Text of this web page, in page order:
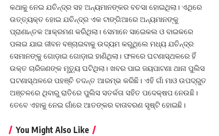
କଥାକୁ ନେଇ ଯଚିନ୍ଦ୍ର ସହ ଅନ୍ୟମାନଙ୍କର ବଚସା ହୋଇଥିଲା। ଏଥିରେ
ଉତ୍ତ୍ୟକ୍ତ ହୋଇ ଯଚିନ୍ଦ୍ର ଏକ ଟାଙ୍ଗିଆରେ ଅନ୍ୟମାନଙ୍କୁ
ପ୍ରାଣାନ୍ତକ ଆକ୍ରମଣ କରିଥିଲା। ସେମାନେ ସାଇ‌େକଲ ଓ ବାଇକରେ
ପଳାଇ ଯାଇ ଜୀବନ ବଞ୍ଚାଇବାକୁ ଉଦ୍ୟମ କରୁଥିଲେ ମଧ୍ୟ ଯଚିନ୍ଦ୍ର
ସେମାନଙ୍କୁ ଗୋଡ଼ାଇ ଗୋଡ଼ାଇ ହାଣିଥିଲା। ଫଳରେ ଘଟଣାସ୍ଥଳରେ ହିଁ
ଉକ୍ତ ଚାରିଜଣଙ୍କ ମୃତ୍ୟୁ ଘଟିଥିଲା। ଖବର ପାଇ ଜୟପାଟଣା ଥାନା ପୁଲିସ
ଘଟଣାସ୍ଥଳରେ ପହଞ୍ଚି ତଦନ୍ତ ଆରମ୍ଭ କରିଛି। ଏହି ଗାଁ ମାଓ ଉପଦ୍ରୁତ
ଅଞ୍ଚଳରେ ଥିବାରୁ ରାତିରେ ପୁଲିସ ସତର୍କତା ସହିତ ପଦ‌େକ୍ଷପ ନେଉଛି।
ତେବେ ଏହାକୁ ନେଇ ଗାଁରେ ଆତଙ୍କର ବାତାବରଣ ସୃଷ୍ଟି ହୋଇଛି।
You Might Also Like